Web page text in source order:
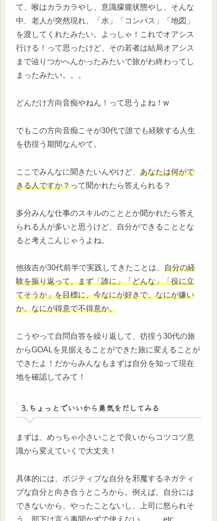
て、喉はカラカラやし、意識朦朧状態やし、そんな
中、老人が突然現れ、「水」「コンパス」「地図」
を渡してくれたみたい。よっしゃ！これでオアシス
行ける！って思ったけど、その若者は結局オアシス
まで辿りつかへんかったみたいで旅がわ終わってし
まったみたい。。。
どんだけ方向音痴やねん！って思うよね！w
でもこの方向音痴こそが30代で誰でも経験する人生
を彷徨う期間なんやて。
ここでみんなに聞きたいんやけど、 あなたは何がで
きる人ですか？って聞かれたら答えられる？
多分みんな仕事のスキルのこととか聞かれたら答え
られる人が多いと思うけど、自分ができることとな
ると考えこんじゃうよね。
他抜吉が30代前半で実践してきたことは、 自分の経
験を振り返って、まず「誰に」「どんな」「役に立
てそうか」を目標に、今なにが好きで、なにが嫌い
か、なにが得意で不得意か。
こうやって自問自答を繰り返して、彷徨う30代の旅
からGOALを見据えることができた旅に変えることが
できたよ！だからみんなもまずは自分を知って現在
地を確認してみて！
3.ちょっとでいいから勇気をだしてみる
まずは、めっちゃ小さいことで良いからコツコツ意
識から変えていくで大丈夫！
具体的には、ポジティブな自分を邪魔するネガティ
ブな自分と向き合うところから。例えば、自分には
できないから、やったことないし、上司に怒られそ
う、部下は言う事聞かずで使えない、、、etc